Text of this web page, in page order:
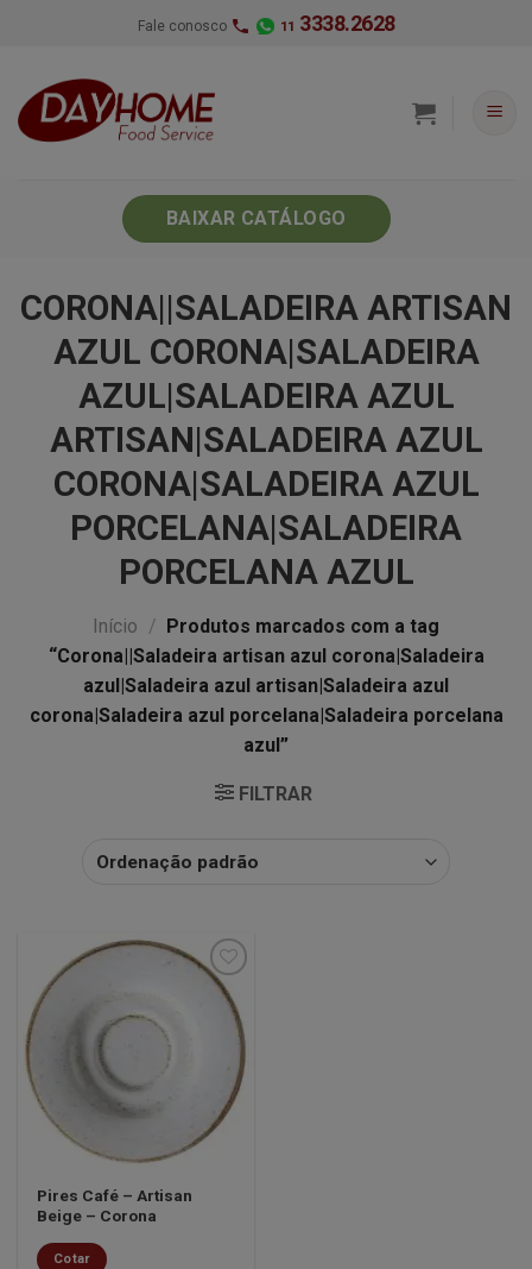
Fale conosco 11 3338.2628
BAIXAR CATÁLOGO
CORONA||SALADEIRA ARTISAN
AZUL CORONA|SALADEIRA
AZUL|SALADEIRA AZUL
ARTISAN|SALADEIRA AZUL
CORONA|SALADEIRA AZUL
PORCELANA|SALADEIRA
PORCELANA AZUL
Início /
Produtos marcados com a tag
“Corona||Saladeira artisan azul corona|Saladeira
azul|Saladeira azul artisan|Saladeira azul
corona|Saladeira azul porcelana|Saladeira porcelana
azul”
FILTRAR
Pires Café – Artisan
Beige – Corona
Cotar